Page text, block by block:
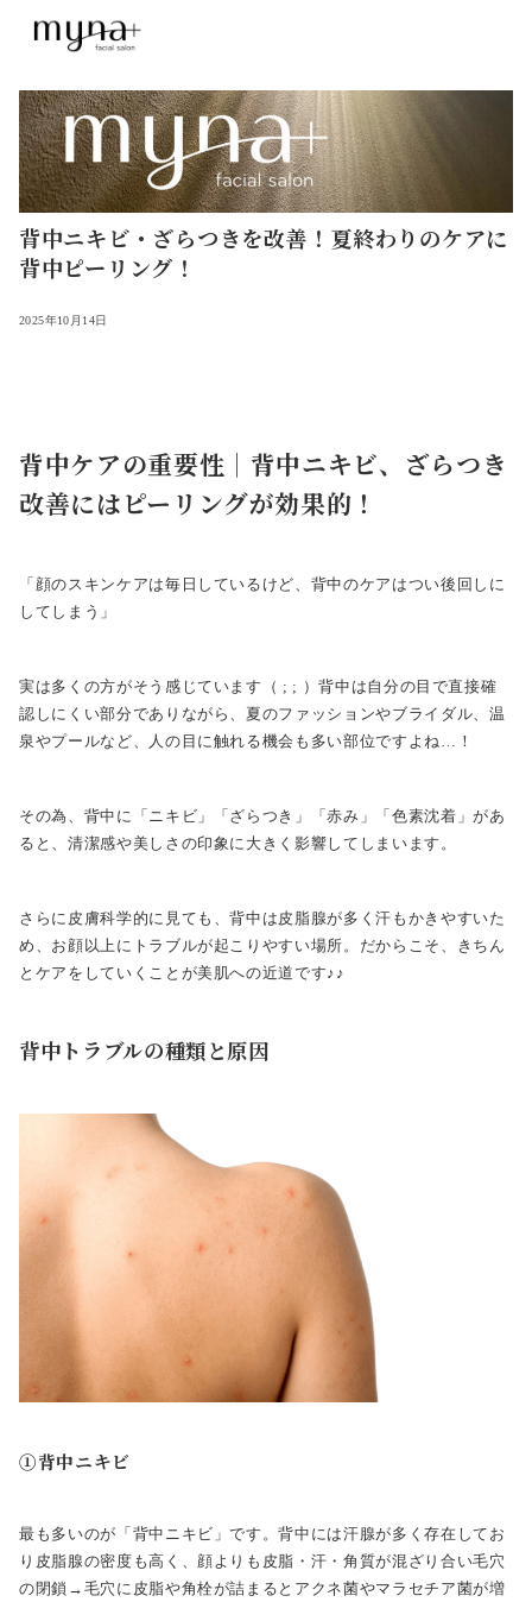
背中ニキビ・ざらつきを改善！夏終わりのケアに
背中ピーリング！
2025年10月14日
背中ケアの重要性｜背中ニキビ、ざらつき
改善にはピーリングが効果的！
「顔のスキンケアは毎日しているけど、背中のケアはつい後回しに
してしまう」
実は多くの方がそう感じています（ ; ; ）背中は自分の目で直接確
認しにくい部分でありながら、夏のファッションやブライダル、温
泉やプールなど、人の目に触れる機会も多い部位ですよね…！
その為、背中に「ニキビ」「ざらつき」「赤み」「色素沈着」があ
ると、清潔感や美しさの印象に大きく影響してしまいます。
さらに皮膚科学的に見ても、背中は皮脂腺が多く汗もかきやすいた
め、お顔以上にトラブルが起こりやすい場所。だからこそ、きちん
とケアをしていくことが美肌への近道です♪♪
背中トラブルの種類と原因
①背中ニキビ
最も多いのが「背中ニキビ」です。背中には汗腺が多く存在してお
り皮脂腺の密度も高く、顔よりも皮脂・汗・角質が混ざり合い毛穴
の閉鎖→毛穴に皮脂や角栓が詰まるとアクネ菌やマラセチア菌が増